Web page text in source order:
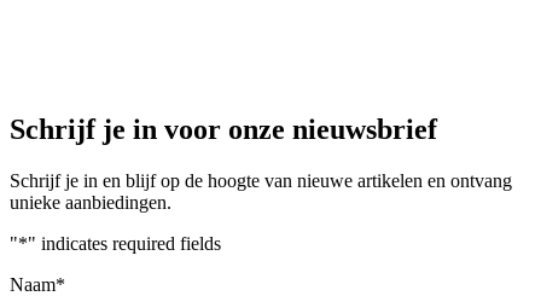
Schrijf je in voor onze nieuwsbrief
Schrijf je in en blijf op de hoogte van nieuwe artikelen en ontvang
unieke aanbiedingen.
"*" indicates required fields
Naam*